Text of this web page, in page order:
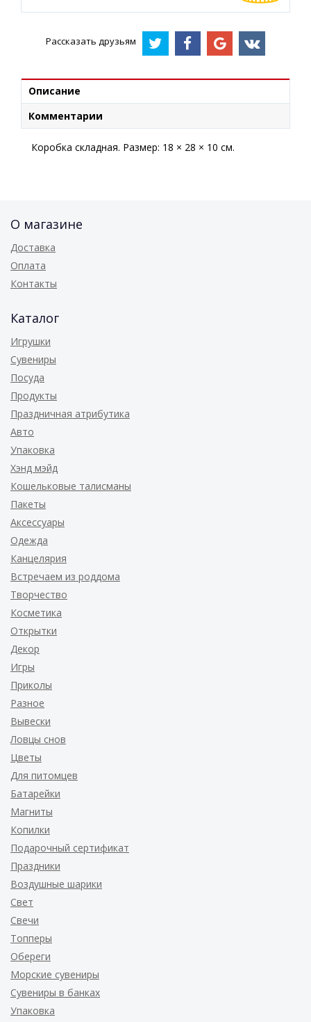
Рассказать друзьям
Описание
Комментарии
Коробка складная. Размер: 18 × 28 × 10 см.
О магазине
Доставка
Оплата
Контакты
Каталог
Игрушки
Сувениры
Посуда
Продукты
Праздничная атрибутика
Авто
Упаковка
Хэнд мэйд
Кошельковые талисманы
Пакеты
Аксессуары
Одежда
Канцелярия
Встречаем из роддома
Творчество
Косметика
Открытки
Декор
Игры
Приколы
Разное
Вывески
Ловцы снов
Цветы
Для питомцев
Батарейки
Магниты
Копилки
Подарочный сертификат
Праздники
Воздушные шарики
Свет
Свечи
Топперы
Обереги
Морские сувениры
Сувениры в банках
Упаковка